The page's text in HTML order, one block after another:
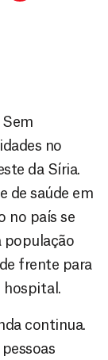
Sem
no
da Síria.
de saúde em
no país se
população
frente para
hospital.
continua.